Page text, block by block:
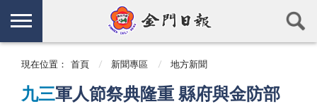
現在位置： 首頁 新聞專區 地方新聞
九三軍人節祭典隆重 縣府與金防部